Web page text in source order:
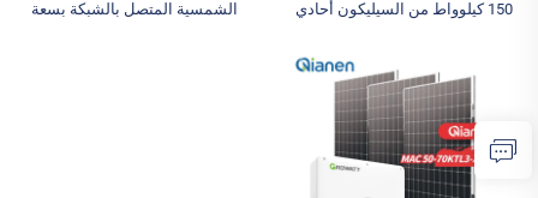
150 كيلوواط من السيليكون أحادي
لتخزين الطاقة الشمسية التجارية
للصناعات
الشمسية المتصل بالشبكة بسعة